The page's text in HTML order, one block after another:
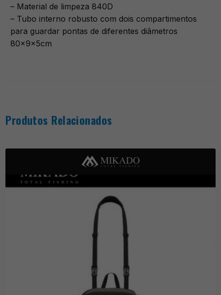
– Material de limpeza 840D
– Tubo interno robusto com dois compartimentos
para guardar pontas de diferentes diâmetros
80x9x5cm
Produtos Relacionados